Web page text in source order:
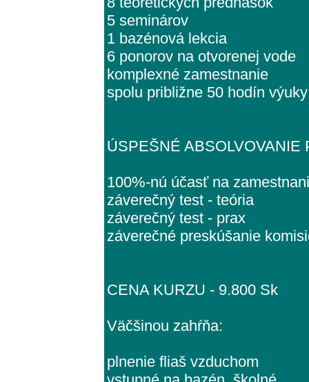
5 seminárov
1 bazénová lekcia
6 ponorov na otvorenej vode
komplexné zamestnanie
spolu približne 50 hodín výuky
ÚSPEŠNÉ ABSOLVOVANIE
100%-nú účasť na
záverečný test - teória
záverečný test - prax
záverečné preskúšanie
CENA KURZU - 9.800 Sk
Väčšinou zahŕňa:
plnenie fliaš vzduchom